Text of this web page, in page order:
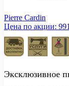
Pierre Cardin
Цена по акции:
Эксклюзивное